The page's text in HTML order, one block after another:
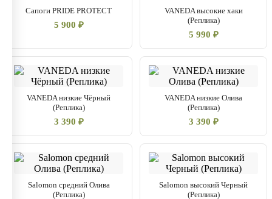
Сапоги PRIDE PROTECT
5 900 ₽
VANEDA высокие хаки
(Реплика)
5 990 ₽
VANEDA низкие Чёрный
(Реплика)
3 390 ₽
VANEDA низкие Олива
(Реплика)
3 390 ₽
Salomon средний Олива
(Реплика)
Salomon высокий Черный
(Реплика)